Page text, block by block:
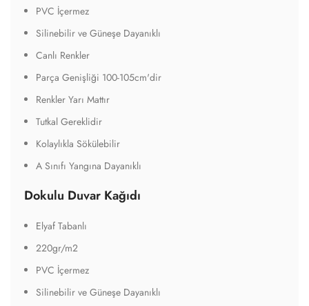
PVC İçermez
Silinebilir ve Güneşe Dayanıklı
Canlı Renkler
Parça Genişliği 100-105cm'dir
Renkler Yarı Mattır
Tutkal Gereklidir
Kolaylıkla Sökülebilir
A Sınıfı Yangına Dayanıklı
Dokulu Duvar Kağıdı
Elyaf Tabanlı
220gr/m2
PVC İçermez
Silinebilir ve Güneşe Dayanıklı